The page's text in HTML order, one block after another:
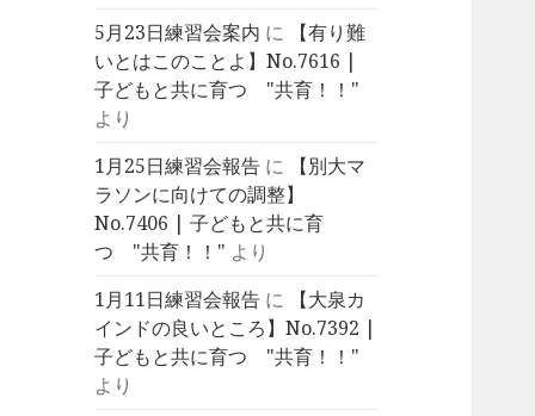
5月23日練習会案内 に
【有り難
いとはこのことよ】No.7616 |
子どもと共に育つ "共育！！"
より
1月25日練習会報告 に
【別大マ
ラソンに向けての調整】
No.7406 | 子どもと共に育
つ "共育！！" より
1月11日練習会報告 に
【大泉カ
インドの良いところ】No.7392 |
子どもと共に育つ "共育！！"
より